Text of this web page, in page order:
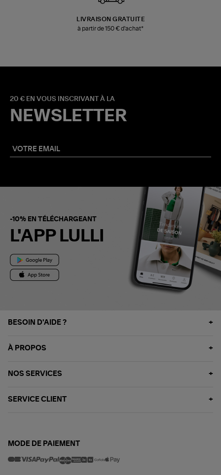
LIVRAISON GRATUITE
à partir de 150 € d'achat*
20 € EN VOUS INSCRIVANT À LA
NEWSLETTER
-10% EN TÉLÉCHARGEANT
L'APP LULLI
BESOIN D'AIDE ?
À PROPOS
NOS SERVICES
SERVICE CLIENT
MODE DE PAIEMENT